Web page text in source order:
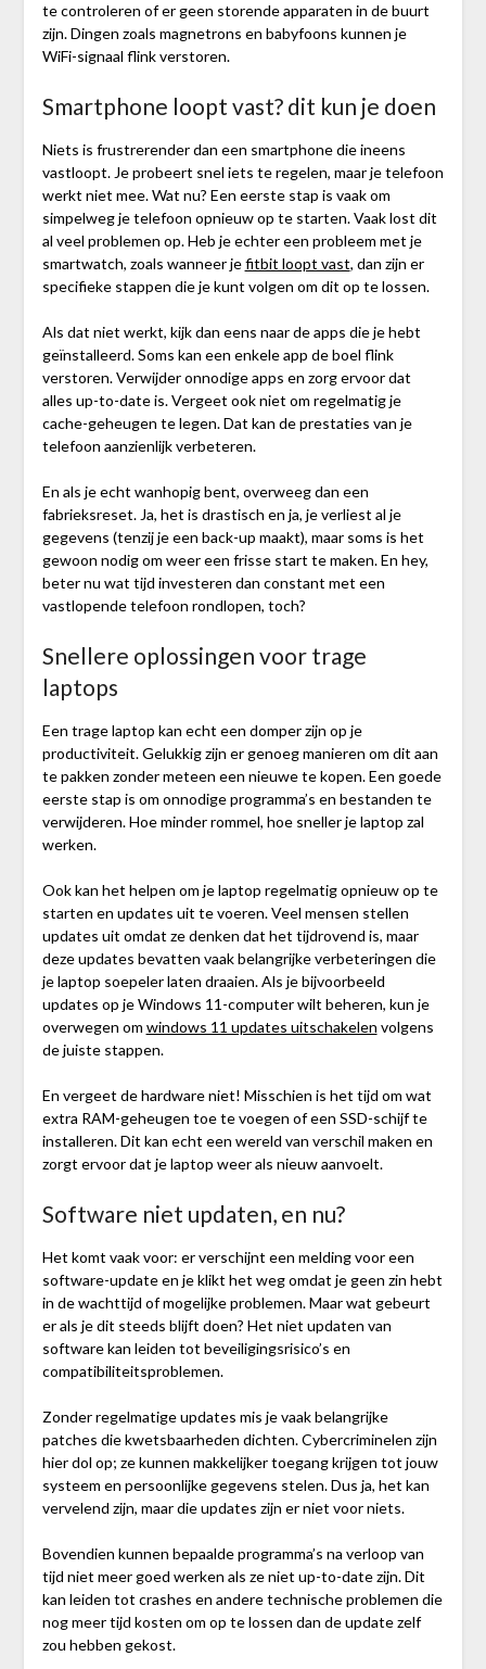
te controleren of er geen storende apparaten in de buurt
zijn. Dingen zoals magnetrons en babyfoons kunnen je
WiFi-signaal flink verstoren.
Smartphone loopt vast? dit kun je doen
Niets is frustrerender dan een smartphone die ineens
vastloopt. Je probeert snel iets te regelen, maar je telefoon
werkt niet mee. Wat nu? Een eerste stap is vaak om
simpelweg je telefoon opnieuw op te starten. Vaak lost dit
al veel problemen op. Heb je echter een probleem met je
smartwatch, zoals wanneer jefitbit loopt vast, dan zijn er
specifieke stappen die je kunt volgen om dit op te lossen.
Als dat niet werkt, kijk dan eens naar de apps die je hebt
geïnstalleerd. Soms kan een enkele app de boel flink
verstoren. Verwijder onnodige apps en zorg ervoor dat
alles up-to-date is. Vergeet ook niet om regelmatig je
cache-geheugen te legen. Dat kan de prestaties van je
telefoon aanzienlijk verbeteren.
En als je echt wanhopig bent, overweeg dan een
fabrieksreset. Ja, het is drastisch en ja, je verliest al je
gegevens (tenzij je een back-up maakt), maar soms is het
gewoon nodig om weer een frisse start te maken. En hey,
beter nu wat tijd investeren dan constant met een
vastlopende telefoon rondlopen, toch?
Snellere oplossingen voor trage
laptops
Een trage laptop kan echt een domper zijn op je
productiviteit. Gelukkig zijn er genoeg manieren om dit aan
te pakken zonder meteen een nieuwe te kopen. Een goede
eerste stap is om onnodige programma’s en bestanden te
verwijderen. Hoe minder rommel, hoe sneller je laptop zal
werken.
Ook kan het helpen om je laptop regelmatig opnieuw op te
starten en updates uit te voeren. Veel mensen stellen
updates uit omdat ze denken dat het tijdrovend is, maar
deze updates bevatten vaak belangrijke verbeteringen die
je laptop soepeler laten draaien. Als je bijvoorbeeld
updates op je Windows 11-computer wilt beheren, kun je
overwegen om windows 11 updates uitschakelen volgens
de juiste stappen.
En vergeet de hardware niet! Misschien is het tijd om wat
extra RAM-geheugen toe te voegen of een SSD-schijf te
installeren. Dit kan echt een wereld van verschil maken en
zorgt ervoor dat je laptop weer als nieuw aanvoelt.
Software niet updaten, en nu?
Het komt vaak voor: er verschijnt een melding voor een
software-update en je klikt het weg omdat je geen zin hebt
in de wachttijd of mogelijke problemen. Maar wat gebeurt
er als je dit steeds blijft doen? Het niet updaten van
software kan leiden tot beveiligingsrisico’s en
compatibiliteitsproblemen.
Zonder regelmatige updates mis je vaak belangrijke
patches die kwetsbaarheden dichten. Cybercriminelen zijn
hier dol op; ze kunnen makkelijker toegang krijgen tot jouw
systeem en persoonlijke gegevens stelen. Dus ja, het kan
vervelend zijn, maar die updates zijn er niet voor niets.
Bovendien kunnen bepaalde programma’s na verloop van
tijd niet meer goed werken als ze niet up-to-date zijn. Dit
kan leiden tot crashes en andere technische problemen die
nog meer tijd kosten om op te lossen dan de update zelf
zou hebben gekost.